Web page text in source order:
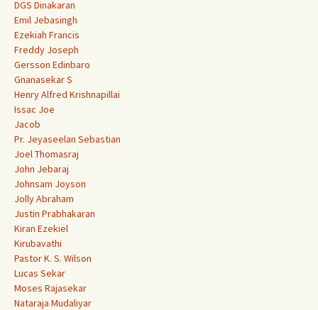
DGS Dinakaran
Emil Jebasingh
Ezekiah Francis
Freddy Joseph
Gersson Edinbaro
Gnanasekar S
Henry Alfred Krishnapillai
Issac Joe
Jacob
Pr. Jeyaseelan Sebastian
Joel Thomasraj
John Jebaraj
Johnsam Joyson
Jolly Abraham
Justin Prabhakaran
Kiran Ezekiel
Kirubavathi
Pastor K. S. Wilson
Lucas Sekar
Moses Rajasekar
Nataraja Mudaliyar